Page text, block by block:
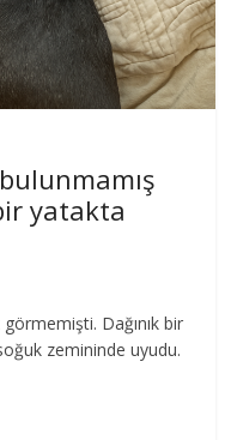
yatakta
Dağınık bir
zemininde uyudu.